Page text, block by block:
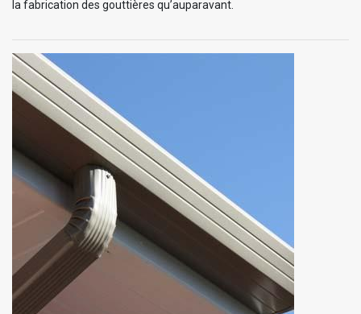
la fabrication des gouttières qu’auparavant.